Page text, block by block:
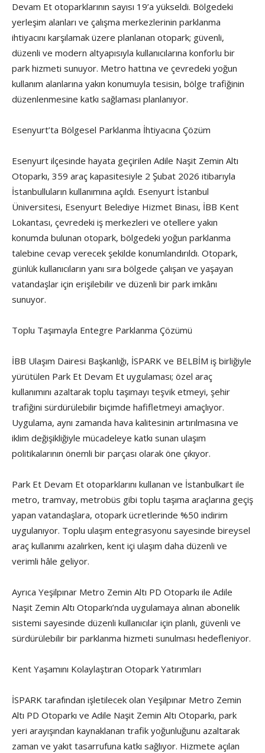
Devam Et otoparklarının sayısı 19’a yükseldi. Bölgedeki
yerleşim alanları ve çalışma merkezlerinin parklanma
ihtiyacını karşılamak üzere planlanan otopark; güvenli,
düzenli ve modern altyapısıyla kullanıcılarına konforlu bir
park hizmeti sunuyor. Metro hattına ve çevredeki yoğun
kullanım alanlarına yakın konumuyla tesisin, bölge trafiğinin
düzenlenmesine katkı sağlaması planlanıyor.
Esenyurt’ta Bölgesel Parklanma İhtiyacına Çözüm
Esenyurt ilçesinde hayata geçirilen Adile Naşit Zemin Altı
Otoparkı, 359 araç kapasitesiyle 2 Şubat 2026 itibarıyla
İstanbulluların kullanımına açıldı. Esenyurt İstanbul
Üniversitesi, Esenyurt Belediye Hizmet Binası, İBB Kent
Lokantası, çevredeki iş merkezleri ve otellere yakın
konumda bulunan otopark, bölgedeki yoğun parklanma
talebine cevap verecek şekilde konumlandırıldı. Otopark,
günlük kullanıcıların yanı sıra bölgede çalışan ve yaşayan
vatandaşlar için erişilebilir ve düzenli bir park imkânı
sunuyor.
Toplu Taşımayla Entegre Parklanma Çözümü
İBB Ulaşım Dairesi Başkanlığı, İSPARK ve BELBİM iş birliğiyle
yürütülen Park Et Devam Et uygulaması; özel araç
kullanımını azaltarak toplu taşımayı teşvik etmeyi, şehir
trafiğini sürdürülebilir biçimde hafifletmeyi amaçlıyor.
Uygulama, aynı zamanda hava kalitesinin artırılmasına ve
iklim değişikliğiyle mücadeleye katkı sunan ulaşım
politikalarının önemli bir parçası olarak öne çıkıyor.
Park Et Devam Et otoparklarını kullanan ve İstanbulkart ile
metro, tramvay, metrobüs gibi toplu taşıma araçlarına geçiş
yapan vatandaşlara, otopark ücretlerinde %50 indirim
uygulanıyor. Toplu ulaşım entegrasyonu sayesinde bireysel
araç kullanımı azalırken, kent içi ulaşım daha düzenli ve
verimli hâle geliyor.
Ayrıca Yeşilpınar Metro Zemin Altı PD Otoparkı ile Adile
Naşit Zemin Altı Otoparkı’nda uygulamaya alınan abonelik
sistemi sayesinde düzenli kullanıcılar için planlı, güvenli ve
sürdürülebilir bir parklanma hizmeti sunulması hedefleniyor.
Kent Yaşamını Kolaylaştıran Otopark Yatırımları
İSPARK tarafından işletilecek olan Yeşilpınar Metro Zemin
Altı PD Otoparkı ve Adile Naşit Zemin Altı Otoparkı, park
yeri arayışından kaynaklanan trafik yoğunluğunu azaltarak
zaman ve yakıt tasarrufuna katkı sağlıyor. Hizmete açılan